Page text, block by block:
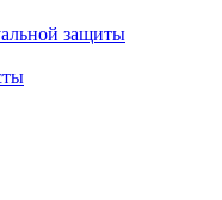
защиты